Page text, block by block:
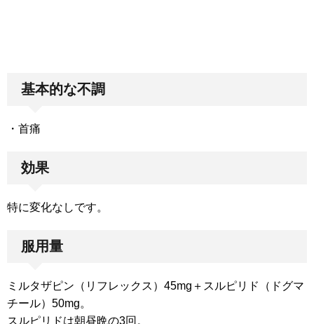
基本的な不調
・首痛
効果
特に変化なしです。
服用量
ミルタザピン（リフレックス）45mg＋スルピリド（ドグマ
チール）50mg。
スルピリドは朝昼晩の3回。